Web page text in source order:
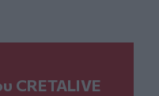
CRETALIVE